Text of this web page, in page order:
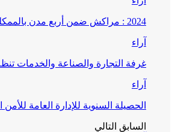
2024 : مراكش ضمن أربع مدن بالممكلة سجلت مامجموعه 656 قضية تتعلق بغسيل الأموال
آراء
غرفة التجارة والصناعة والخدمات
آراء
الحصيلة السنوية للإدارة العامة للأمن
السابق التالي